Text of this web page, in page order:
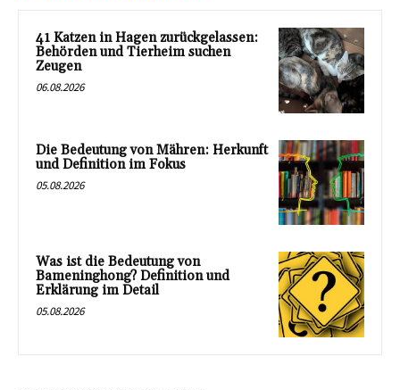
41 Katzen in Hagen zurückgelassen:
Behörden und Tierheim suchen
Zeugen
06.08.2026
Die Bedeutung von Mähren: Herkunft
und Definition im Fokus
05.08.2026
Was ist die Bedeutung von
Bameninghong? Definition und
Erklärung im Detail
05.08.2026